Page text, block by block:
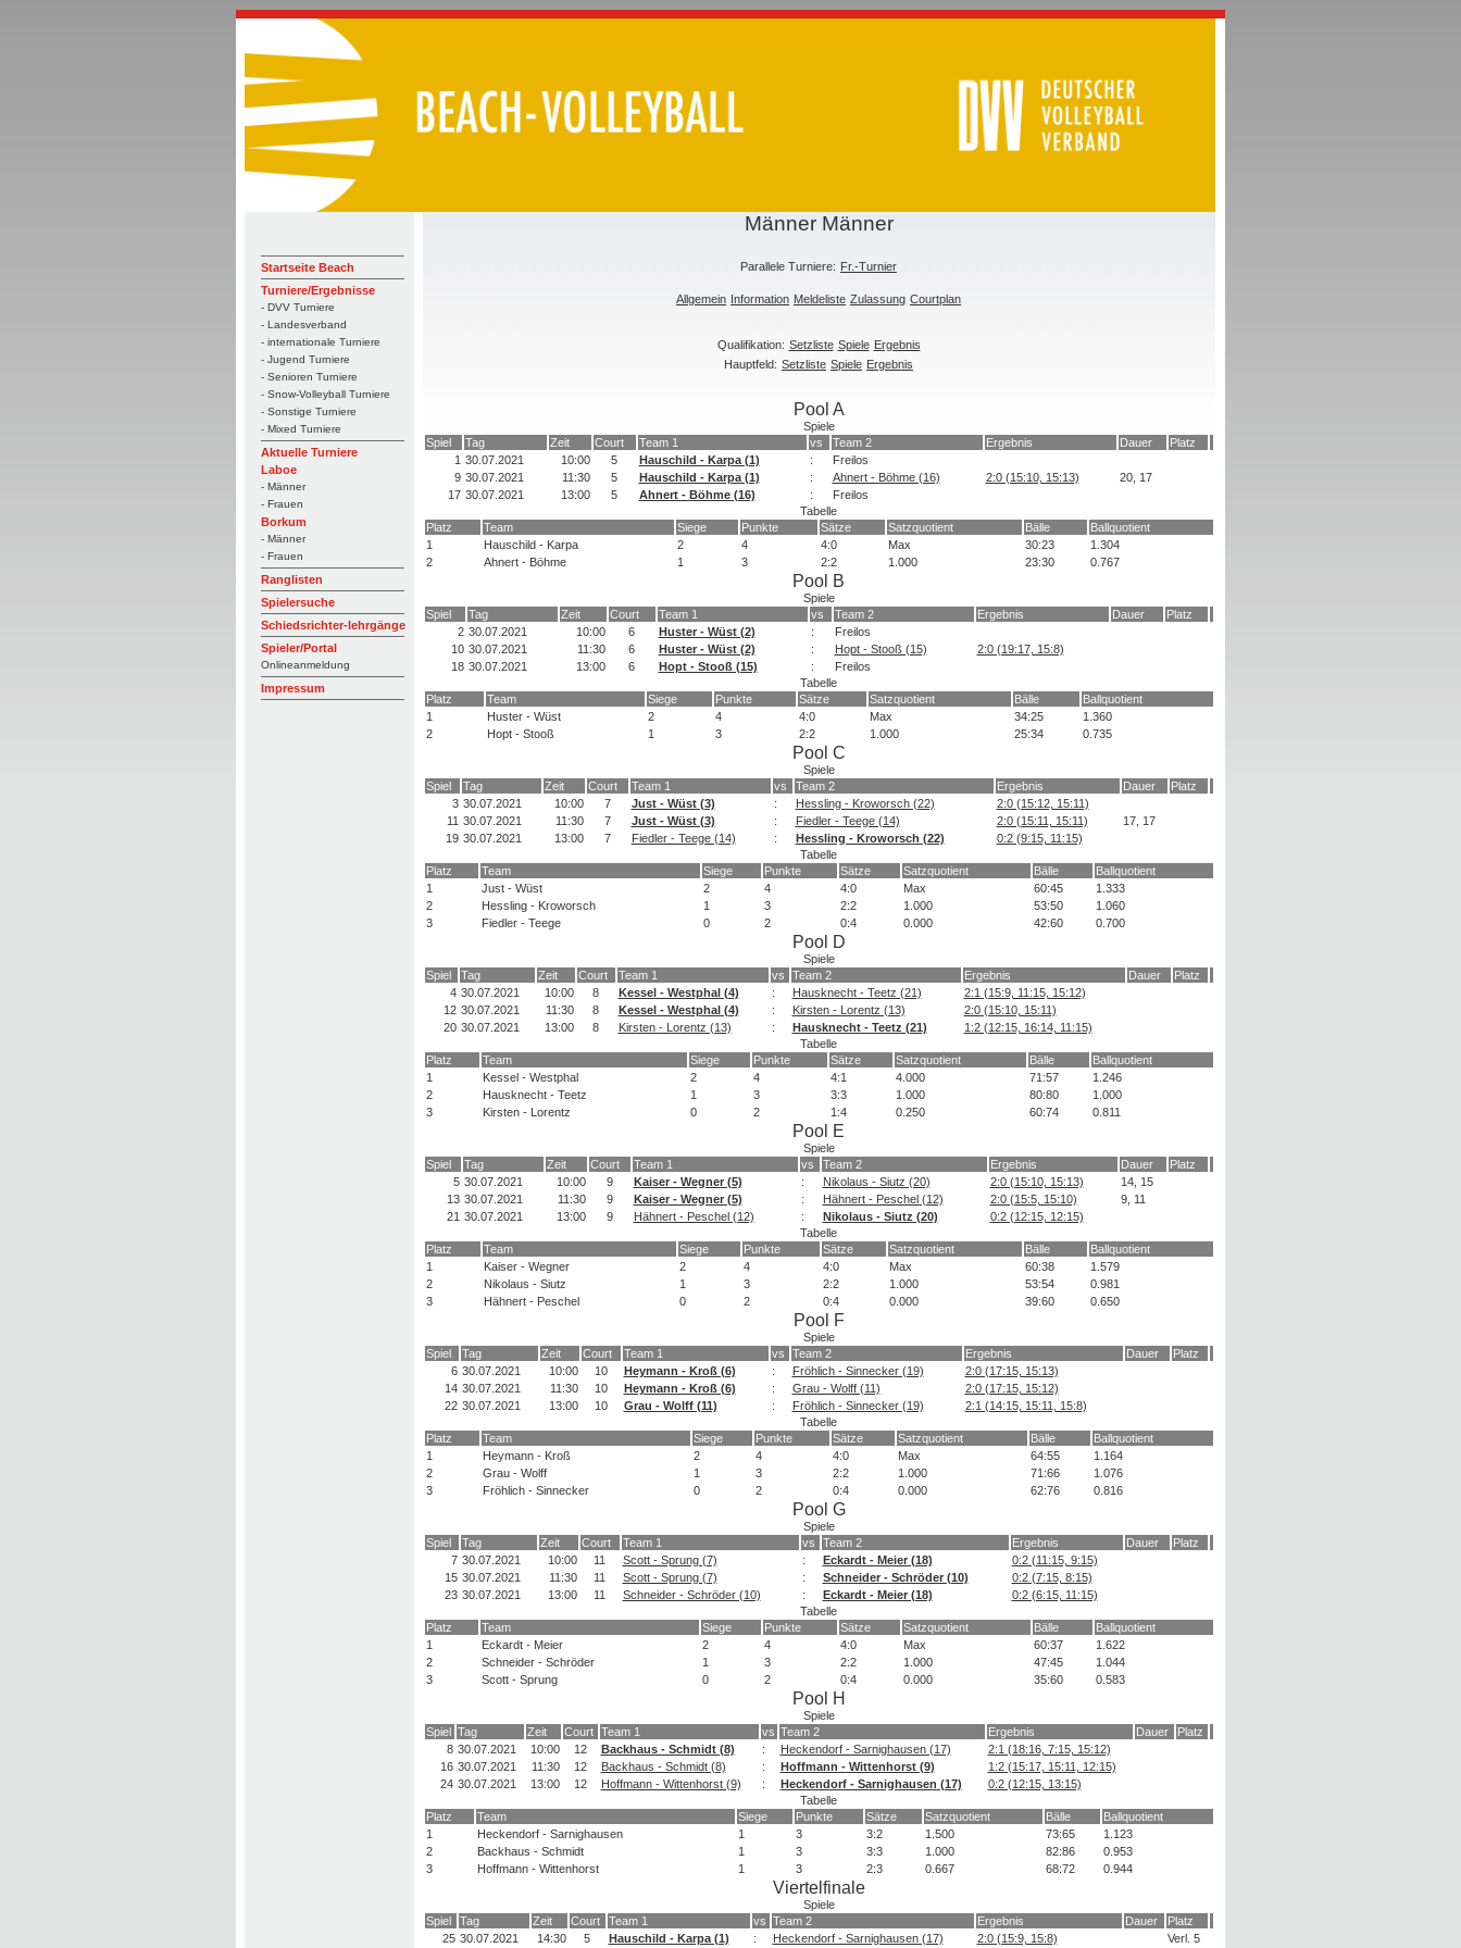
Startseite Beach
Turniere/Ergebnisse
- DVV Turniere
- Landesverband
- internationale Turniere
- Jugend Turniere
- Senioren Turniere
- Snow-Volleyball Turniere
- Sonstige Turniere
- Mixed Turniere
Aktuelle Turniere
Laboe
- Männer
- Frauen
Borkum
- Männer
- Frauen
Ranglisten
Spielersuche
Schiedsrichter-lehrgänge
Spieler/Portal
Onlineanmeldung
Impressum
Männer Männer
Parallele Turniere: Fr.-Turnier
Allgemein Information Meldeliste Zulassung Courtplan
Qualifikation: Setzliste Spiele Ergebnis
Hauptfeld: Setzliste Spiele Ergebnis
Pool A
Spiele
Spiel
Tag Zeit Court Team 1 vs Team 2 Ergebnis Dauer
Platz
1 30.07.2021 10:00 5 Hauschild - Karpa (1) :
Freilos
9 30.07.2021 11:30 5 Hauschild - Karpa (1) : Ahnert - Böhme (16) 2:0 (15:10, 15:13)
20, 17
17 30.07.2021 13:00 5 Ahnert - Böhme (16) :
Freilos
Tabelle
Platz
Team Siege Punkte Sätze Satzquotient Bälle
Ballquotient
1
Hauschild - Karpa 2 4 4:0 Max 30:23
1.304
2
Ahnert - Böhme 1 3 2:2 1.000 23:30 0.767
Pool B
Spiele
Spiel
Tag Zeit Court Team 1 vs Team 2 Ergebnis Dauer
Platz
2 30.07.2021 10:00 6 Huster - Wüst (2) :
Freilos
10 30.07.2021 11:30 6 Huster - Wüst (2) : Hopt - Stooß (15)
2:0 (19:17, 15:8)
18 30.07.2021 13:00 6 Hopt - Stooß (15) :
Freilos
Tabelle
Platz
Team Siege Punkte Sätze Satzquotient Bälle
Ballquotient
1
Huster - Wüst 2 4 4:0 Max 34:25
1.360
2
Hopt - Stooß 1 3 2:2 1.000 25:34 0.735
Pool C
Spiele
Spiel
Tag Zeit Court Team 1 vs Team 2 Ergebnis Dauer
Platz
3 30.07.2021 10:00 7 Just - Wüst (3) : Hessling - Kroworsch (22)
2:0 (15:12, 15:11)
11 30.07.2021 11:30 7 Just - Wüst (3) : Fiedler - Teege (14) 2:0 (15:11, 15:11)
17, 17
19 30.07.2021 13:00 7 Fiedler - Teege (14) : Hessling - Kroworsch (22)
0:2 (9:15, 11:15)
Tabelle
Platz
Team Siege Punkte Sätze Satzquotient Bälle
Ballquotient
1
Just - Wüst 2 4 4:0 Max 60:45
1.333
2
Hessling - Kroworsch 1 3 2:2 1.000 53:50
1.060
3
Fiedler - Teege 0 2 0:4 0.000 42:60 0.700
Pool D
Spiele
Spiel
Tag Zeit Court Team 1 vs Team 2 Ergebnis Dauer
Platz
4 30.07.2021 10:00 8 Kessel - Westphal (4) : Hausknecht - Teetz (21)
2:1 (15:9, 11:15, 15:12)
12 30.07.2021 11:30 8 Kessel - Westphal (4) : Kirsten - Lorentz (13)
2:0 (15:10, 15:11)
20 30.07.2021 13:00 8 Kirsten - Lorentz (13) : Hausknecht - Teetz (21)
1:2 (12:15, 16:14, 11:15)
Tabelle
Platz
Team Siege Punkte Sätze Satzquotient Bälle
Ballquotient
1
Kessel - Westphal 2 4 4:1 4.000 71:57
1.246
2
Hausknecht - Teetz 1 3 3:3 1.000 80:80
1.000
3
Kirsten - Lorentz 0 2 1:4 0.250 60:74 0.811
Pool E
Spiele
Spiel
Tag Zeit Court Team 1 vs Team 2 Ergebnis Dauer
Platz
5 30.07.2021 10:00 9 Kaiser - Wegner (5) : Nikolaus - Siutz (20) 2:0 (15:10, 15:13)
14, 15
13 30.07.2021 11:30 9 Kaiser - Wegner (5) : Hähnert - Peschel (12) 2:0 (15:5, 15:10)
9, 11
21 30.07.2021 13:00 9 Hähnert - Peschel (12) : Nikolaus - Siutz (20)
0:2 (12:15, 12:15)
Tabelle
Platz
Team Siege Punkte Sätze Satzquotient Bälle
Ballquotient
1
Kaiser - Wegner 2 4 4:0 Max 60:38
1.579
2
Nikolaus - Siutz 1 3 2:2 1.000 53:54
0.981
3
Hähnert - Peschel 0 2 0:4 0.000 39:60 0.650
Pool F
Spiele
Spiel
Tag Zeit Court Team 1 vs Team 2 Ergebnis Dauer
Platz
6 30.07.2021 10:00 10 Heymann - Kroß (6) : Fröhlich - Sinnecker (19)
2:0 (17:15, 15:13)
14 30.07.2021 11:30 10 Heymann - Kroß (6) : Grau - Wolff (11)
2:0 (17:15, 15:12)
22 30.07.2021 13:00 10 Grau - Wolff (11) : Fröhlich - Sinnecker (19)
2:1 (14:15, 15:11, 15:8)
Tabelle
Platz
Team Siege Punkte Sätze Satzquotient Bälle
Ballquotient
1
Heymann - Kroß 2 4 4:0 Max 64:55
1.164
2
Grau - Wolff 1 3 2:2 1.000 71:66
1.076
3
Fröhlich - Sinnecker 0 2 0:4 0.000 62:76 0.816
Pool G
Spiele
Spiel
Tag Zeit Court Team 1 vs Team 2 Ergebnis Dauer
Platz
7 30.07.2021 10:00 11 Scott - Sprung (7) : Eckardt - Meier (18)
0:2 (11:15, 9:15)
15 30.07.2021 11:30 11 Scott - Sprung (7) : Schneider - Schröder (10)
0:2 (7:15, 8:15)
23 30.07.2021 13:00 11 Schneider - Schröder (10) : Eckardt - Meier (18)
0:2 (6:15, 11:15)
Tabelle
Platz
Team Siege Punkte Sätze Satzquotient Bälle
Ballquotient
1
Eckardt - Meier 2 4 4:0 Max 60:37
1.622
2
Schneider - Schröder 1 3 2:2 1.000 47:45
1.044
3
Scott - Sprung 0 2 0:4 0.000 35:60 0.583
Pool H
Spiele
Spiel Tag Zeit Court Team 1 vs Team 2 Ergebnis Dauer
Platz
8 30.07.2021 10:00 12 Backhaus - Schmidt (8) : Heckendorf - Sarnighausen (17)
2:1 (18:16, 7:15, 15:12)
16 30.07.2021 11:30 12 Backhaus - Schmidt (8) : Hoffmann - Wittenhorst (9)
1:2 (15:17, 15:11, 12:15)
24 30.07.2021 13:00 12 Hoffmann - Wittenhorst (9) : Heckendorf - Sarnighausen (17)
0:2 (12:15, 13:15)
Tabelle
Platz
Team Siege Punkte Sätze Satzquotient Bälle
Ballquotient
1
Heckendorf - Sarnighausen 1 3 3:2 1.500 73:65
1.123
2
Backhaus - Schmidt 1 3 3:3 1.000 82:86
0.953
3
Hoffmann - Wittenhorst 1 3 2:3 0.667 68:72 0.944
Viertelfinale
Spiele
Spiel
Tag Zeit Court Team 1 vs Team 2 Ergebnis Dauer
Platz
25 30.07.2021 14:30 5 Hauschild - Karpa (1) : Heckendorf - Sarnighausen (17) 2:0 (15:9, 15:8) Verl. 5